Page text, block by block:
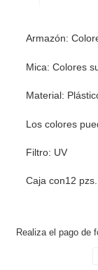
carrito
compra
Armazón:
Mica: Colores
Material:
Los colores
Filtro: UV
Caja con12 pzs.
Realiza el pago de